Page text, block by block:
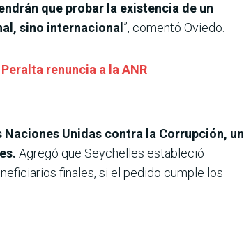
que probar la existencia de un
sino internacional ”, comentó Oviedo.
renuncia a la ANR
Unidas contra la Corrupción, un
Agregó que Seychelles estableció
finales, si el pedido cumple los